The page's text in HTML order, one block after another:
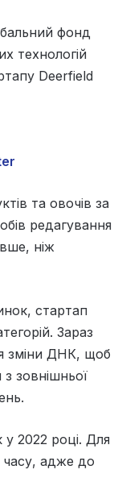
фонд
технологій
Deerfield
та овочів за
редагування
ніж
стартап
Зараз
зміни ДНК, щоб
з зовнішньої
2022 році. Для
часу, адже до